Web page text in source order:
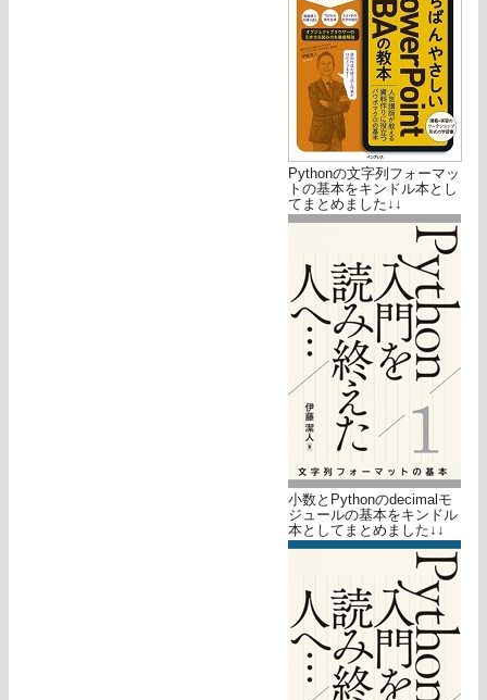
Pythonの文字列フォーマッ
トの基本をキンドル本とし
てまとめました↓↓
小数とPythonのdecimalモ
ジュールの基本をキンドル
本としてまとめました↓↓